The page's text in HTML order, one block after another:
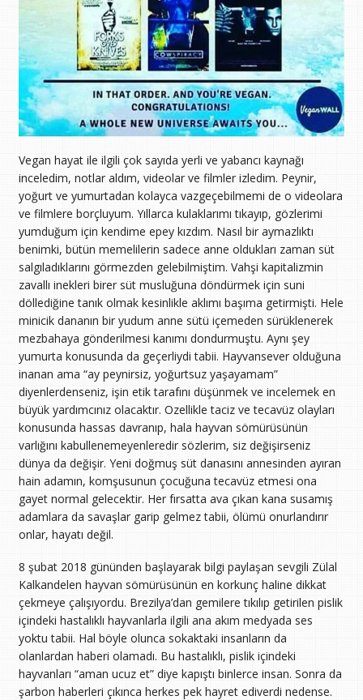
Vegan hayat ile ilgili çok sayıda yerli ve yabancı kaynağı
inceledim, notlar aldım, videolar ve filmler izledim. Peynir,
yoğurt ve yumurtadan kolayca vazgeçebilmemi de o videolara
ve filmlere borçluyum. Yıllarca kulaklarımı tıkayıp, gözlerimi
yumduğum için kendime epey kızdım. Nasıl bir aymazlıktı
benimki, bütün memelilerin sadece anne oldukları zaman süt
salgıladıklarını görmezden gelebilmiştim. Vahşi kapitalizmin
zavallı inekleri birer süt musluğuna döndürmek için suni
döllediğine tanık olmak kesinlikle aklımı başıma getirmişti. Hele
minicik dananın bir yudum anne sütü içemeden sürüklenerek
mezbahaya gönderilmesi kanımı dondurmuştu. Aynı şey
yumurta konusunda da geçerliydi tabii. Hayvansever olduğuna
inanan ama “ay peynirsiz, yoğurtsuz yaşayamam”
diyenlerdenseniz, işin etik tarafını düşünmek ve incelemek en
büyük yardımcınız olacaktır. Ozellikle taciz ve tecavüz olayları
konusunda hassas davranıp, hala hayvan sömürüsünün
varlığını kabullenemeyenleredir sözlerim, siz değişirseniz
dünya da değişir. Yeni doğmuş süt danasını annesinden ayıran
hain adamın, komşusunun çocuğuna tecavüz etmesi ona
gayet normal gelecektir. Her fırsatta ava çıkan kana susamış
adamlara da savaşlar garip gelmez tabii, ölümü onurlandırır
onlar, hayatı değil.
8 şubat 2018 gününden başlayarak bilgi paylaşan sevgili Zülal
Kalkandelen hayvan sömürüsünün en korkunç haline dikkat
çekmeye çalışıyordu. Brezilya’dan gemilere tıkılıp getirilen pislik
içindeki hastalıklı hayvanlarla ilgili ana akım medyada ses
yoktu tabii. Hal böyle olunca sokaktaki insanların da
olanlardan haberi olamadı. Bu hastalıklı, pislik içindeki
hayvanları “aman ucuz et” diye kapıştı binlerce insan. Sonra da
şarbon haberleri çıkınca herkes pek hayret ediverdi nedense.